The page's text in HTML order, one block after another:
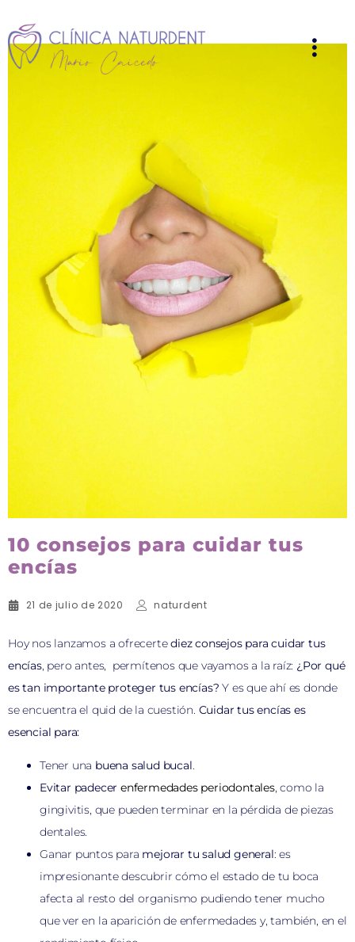
10 consejos para cuidar tus
encías
21 de julio de 2020 naturdent
Hoy nos lanzamos a ofrecertediez consejos para cuidar tus
encías, pero antes, permítenos que vayamos a la raíz: ¿Por qué
es tan importante proteger tus encías? Y es que ahí es donde
se encuentra el quid de la cuestión. Cuidar tus encías es
esencial para:
Tener una buena salud bucal.
Evitar padecerenfermedades periodontales, como la
gingivitis, que pueden terminar en la pérdida de piezas
dentales.
Ganar puntos para mejorar tu salud general: es
impresionante descubrir cómo el estado de tu boca
afecta al resto del organismo pudiendo tener mucho
que ver en la aparición de enfermedades y, también, en el